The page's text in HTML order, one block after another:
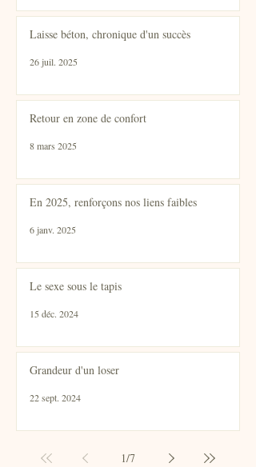
Laisse béton, chronique d'un succès
26 juil. 2025
Retour en zone de confort
8 mars 2025
En 2025, renforçons nos liens faibles
6 janv. 2025
Le sexe sous le tapis
15 déc. 2024
Grandeur d'un loser
22 sept. 2024
1/7